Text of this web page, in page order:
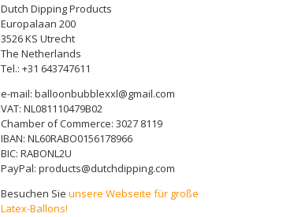
Dutch Dipping Products
Europalaan 200
3526 KS Utrecht
The Netherlands
Tel.: +31 643747611
e-mail: balloonbubblexxl@gmail.com
VAT: NL081110479B02
Chamber of Commerce: 3027 8119
IBAN: NL60RABO0156178966
BIC: RABONL2U
PayPal: products@dutchdipping.com
Besuchen Sieunsere Webseite für große
Latex-Ballons!